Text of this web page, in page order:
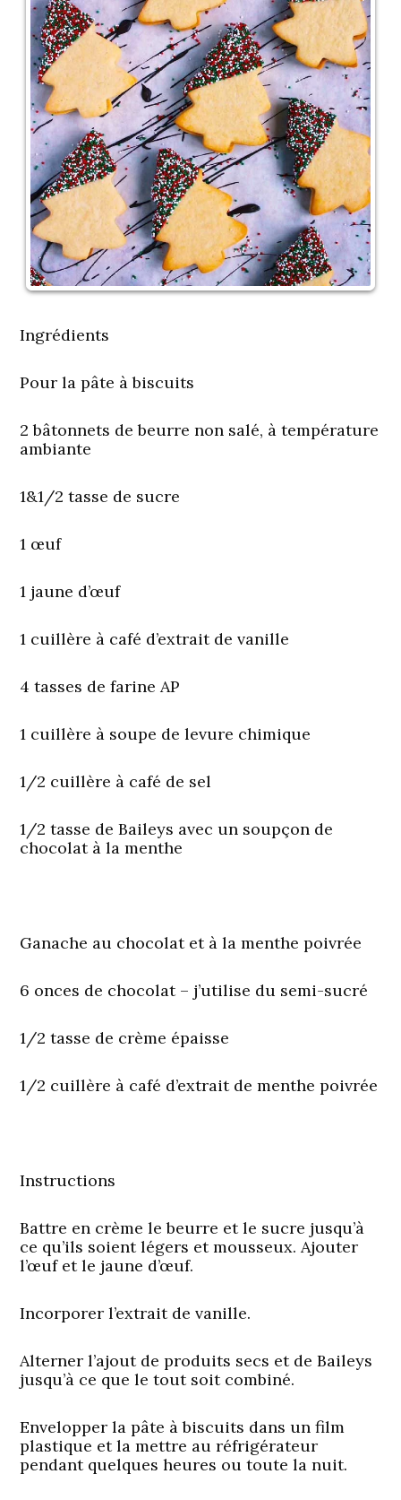
Ingrédients
Pour la pâte à biscuits
2 bâtonnets de beurre non salé, à température
ambiante
1&1/2 tasse de sucre
1 œuf
1 jaune d’œuf
1 cuillère à café d’extrait de vanille
4 tasses de farine AP
1 cuillère à soupe de levure chimique
1/2 cuillère à café de sel
1/2 tasse de Baileys avec un soupçon de
chocolat à la menthe
Ganache au chocolat et à la menthe poivrée
6 onces de chocolat – j’utilise du semi-sucré
1/2 tasse de crème épaisse
1/2 cuillère à café d’extrait de menthe poivrée
Instructions
Battre en crème le beurre et le sucre jusqu’à
ce qu’ils soient légers et mousseux. Ajouter
l’œuf et le jaune d’œuf.
Incorporer l’extrait de vanille.
Alterner l’ajout de produits secs et de Baileys
jusqu’à ce que le tout soit combiné.
Envelopper la pâte à biscuits dans un film
plastique et la mettre au réfrigérateur
pendant quelques heures ou toute la nuit.